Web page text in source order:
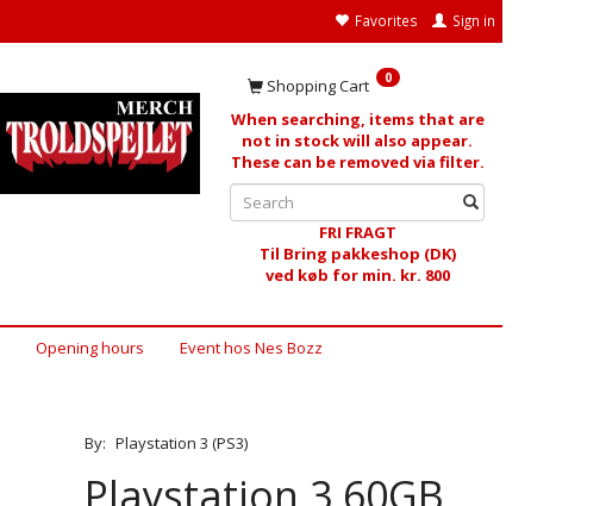
Favorites Sign in
Shopping Cart 0
When searching, items that are
not in stock will also appear.
These can be removed via filter.
FRI FRAGT
Til Bring pakkeshop (DK)
ved køb for min. kr. 800
Opening hours Event hos Nes Bozz
By: Playstation 3 (PS3)